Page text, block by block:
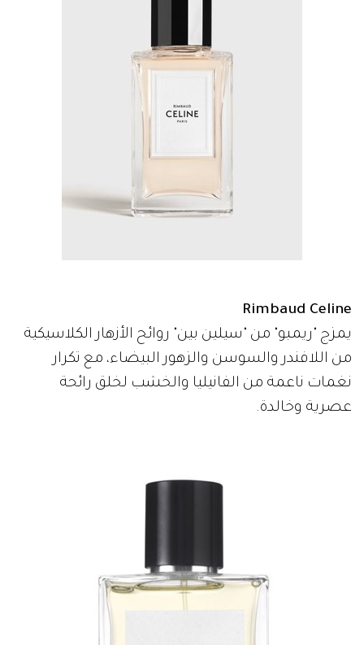
Rimbaud Celine
يمزج "ريمبو" من "سيلين بين" روائح الأزهار الكلاسيكية
من اللافندر والسوسن والزهور البيضاء، مع تكرار
نغمات ناعمة من الفانيليا والخشب لخلق رائحة
عصرية وخالدة.